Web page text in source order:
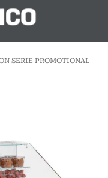
SERIE PROMOTIONAL